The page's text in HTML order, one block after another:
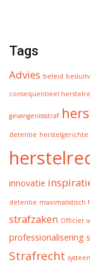
Tags
Advies beleid
consequentieel
gevangenissstraf
detentie herstelgerichte
innovatie
detentie maximalistisch
strafzaken Officier
professionalisering
Strafrecht